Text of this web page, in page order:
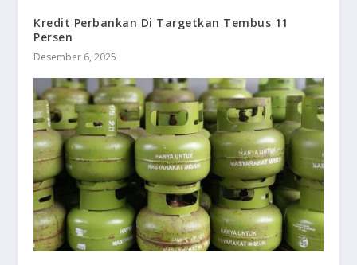
Kredit Perbankan Di Targetkan Tembus 11
Persen
Desember 6, 2025